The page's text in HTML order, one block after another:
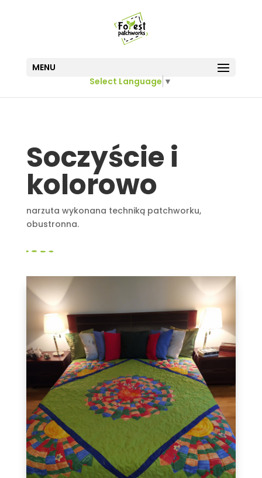
MENU
Select Language ▼
Soczyście i
kolorowo
narzuta wykonana techniką patchworku,
obustronna.